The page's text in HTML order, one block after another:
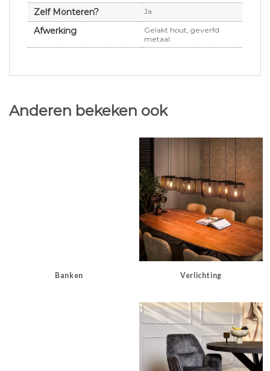
Zelf Monteren? Ja
Afwerking
Gelakt hout, geverfd
metaal
Anderen bekeken ook
Banken Verlichting